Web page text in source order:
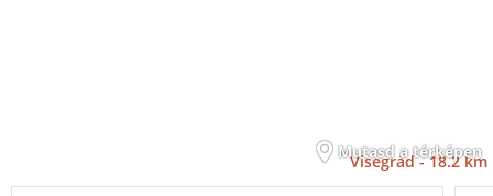
Mutasd a térképen
Visegrád -18.2 km